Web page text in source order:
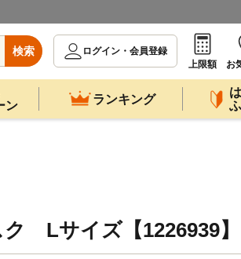
検索
ログイン・会員登録
上限額
お
ン
ランキング
Lサイズ【1226939】